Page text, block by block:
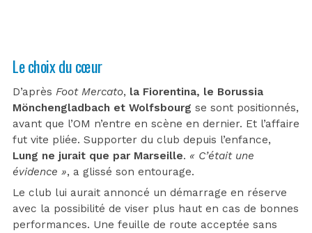
Le choix du cœur
D’après Foot Mercato, la Fiorentina, le Borussia
Mönchengladbach et Wolfsbourg se sont positionnés,
avant que l’OM n’entre en scène en dernier. Et l’affaire
fut vite pliée. Supporter du club depuis l’enfance,
Lung ne jurait que par Marseille. « C’était une
évidence », a glissé son entourage.
Le club lui aurait annoncé un démarrage en réserve
avec la possibilité de viser plus haut en cas de bonnes
performances. Une feuille de route acceptée sans